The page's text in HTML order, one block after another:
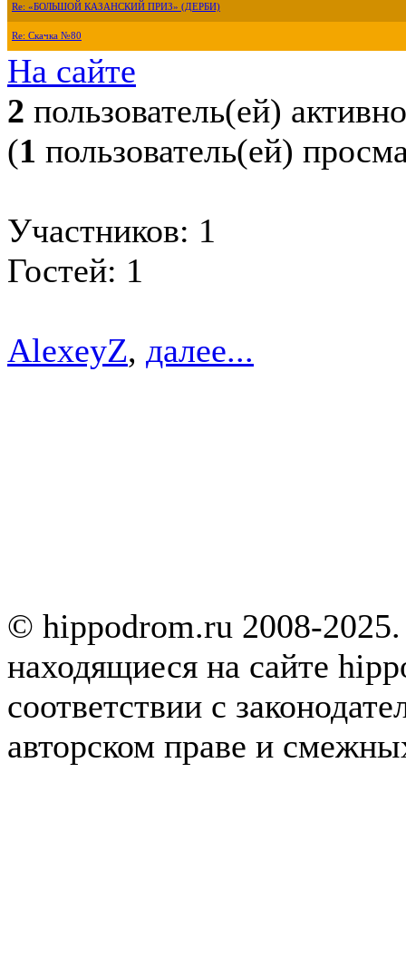
Re: «БОЛЬШОЙ КАЗАНСКИЙ ПРИЗ» (ДЕРБИ)
Re: Скачка №80
На сайте
2 пользователь(ей) активно
(1 пользователь(ей)
Участников: 1
Гостей: 1
AlexeyZ, далее...
© hippodrom.ru 2008-
находящиеся на сайте
соответствии с
авторском праве и